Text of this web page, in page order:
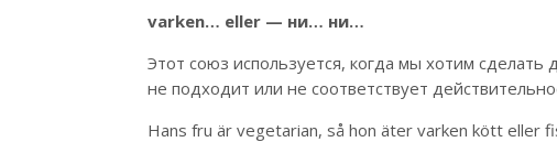
varken… eller — ни… ни…
Этот союз используется, когда мы хотим
не подходит или не соответствует
Hans fru är vegetarian, så hon äter varken kött eller